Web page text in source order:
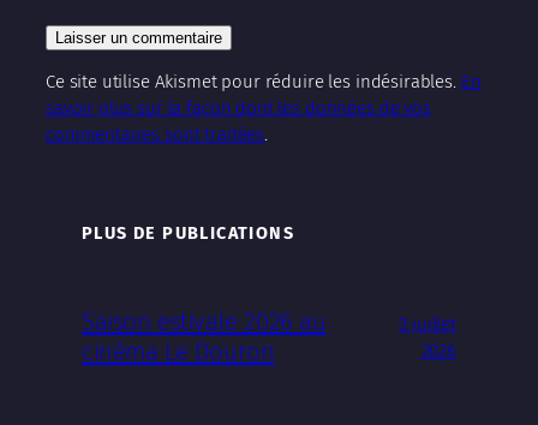
Ce site utilise Akismet pour réduire les indésirables. En
savoir plus sur la façon dont les données de vos
commentaires sont traitées.
PLUS DE PUBLICATIONS
Saison estivale 2026 au
cinéma Le Douron
3 juillet
2026